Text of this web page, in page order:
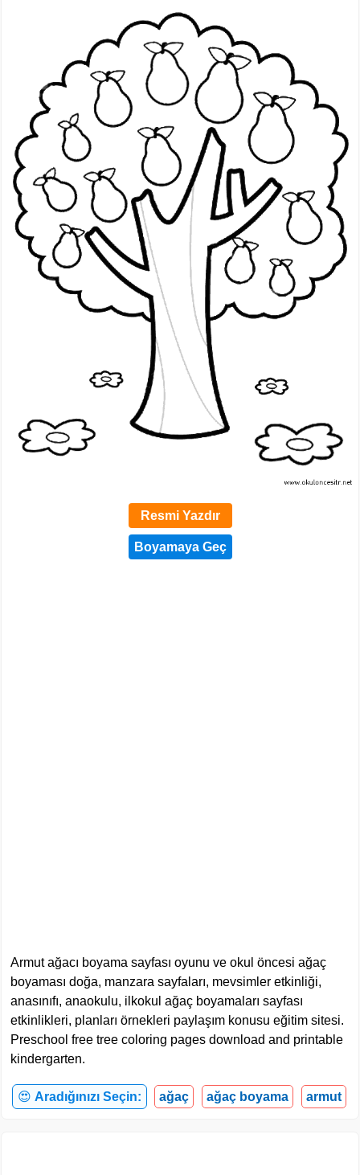
Resmi Yazdır
Armut ağacı boyama sayfası oyunu ve okul öncesi ağaç
boyaması doğa, manzara sayfaları, mevsimler etkinliği,
anasınıfı, anaokulu, ilkokul ağaç boyamaları sayfası
etkinlikleri, planları örnekleri paylaşım konusu eğitim sitesi.
Preschool free tree coloring pages download and printable
kindergarten.
😍 Aradığınızı Seçin: ağaç ağaç boyama armut